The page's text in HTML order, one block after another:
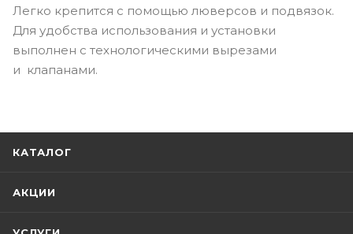
Легко крепится с помощью люверсов и подвязок.
Для удобства использования и установки
выполнен с технологическими вырезами
и клапанами.
КАТАЛОГ
АКЦИИ